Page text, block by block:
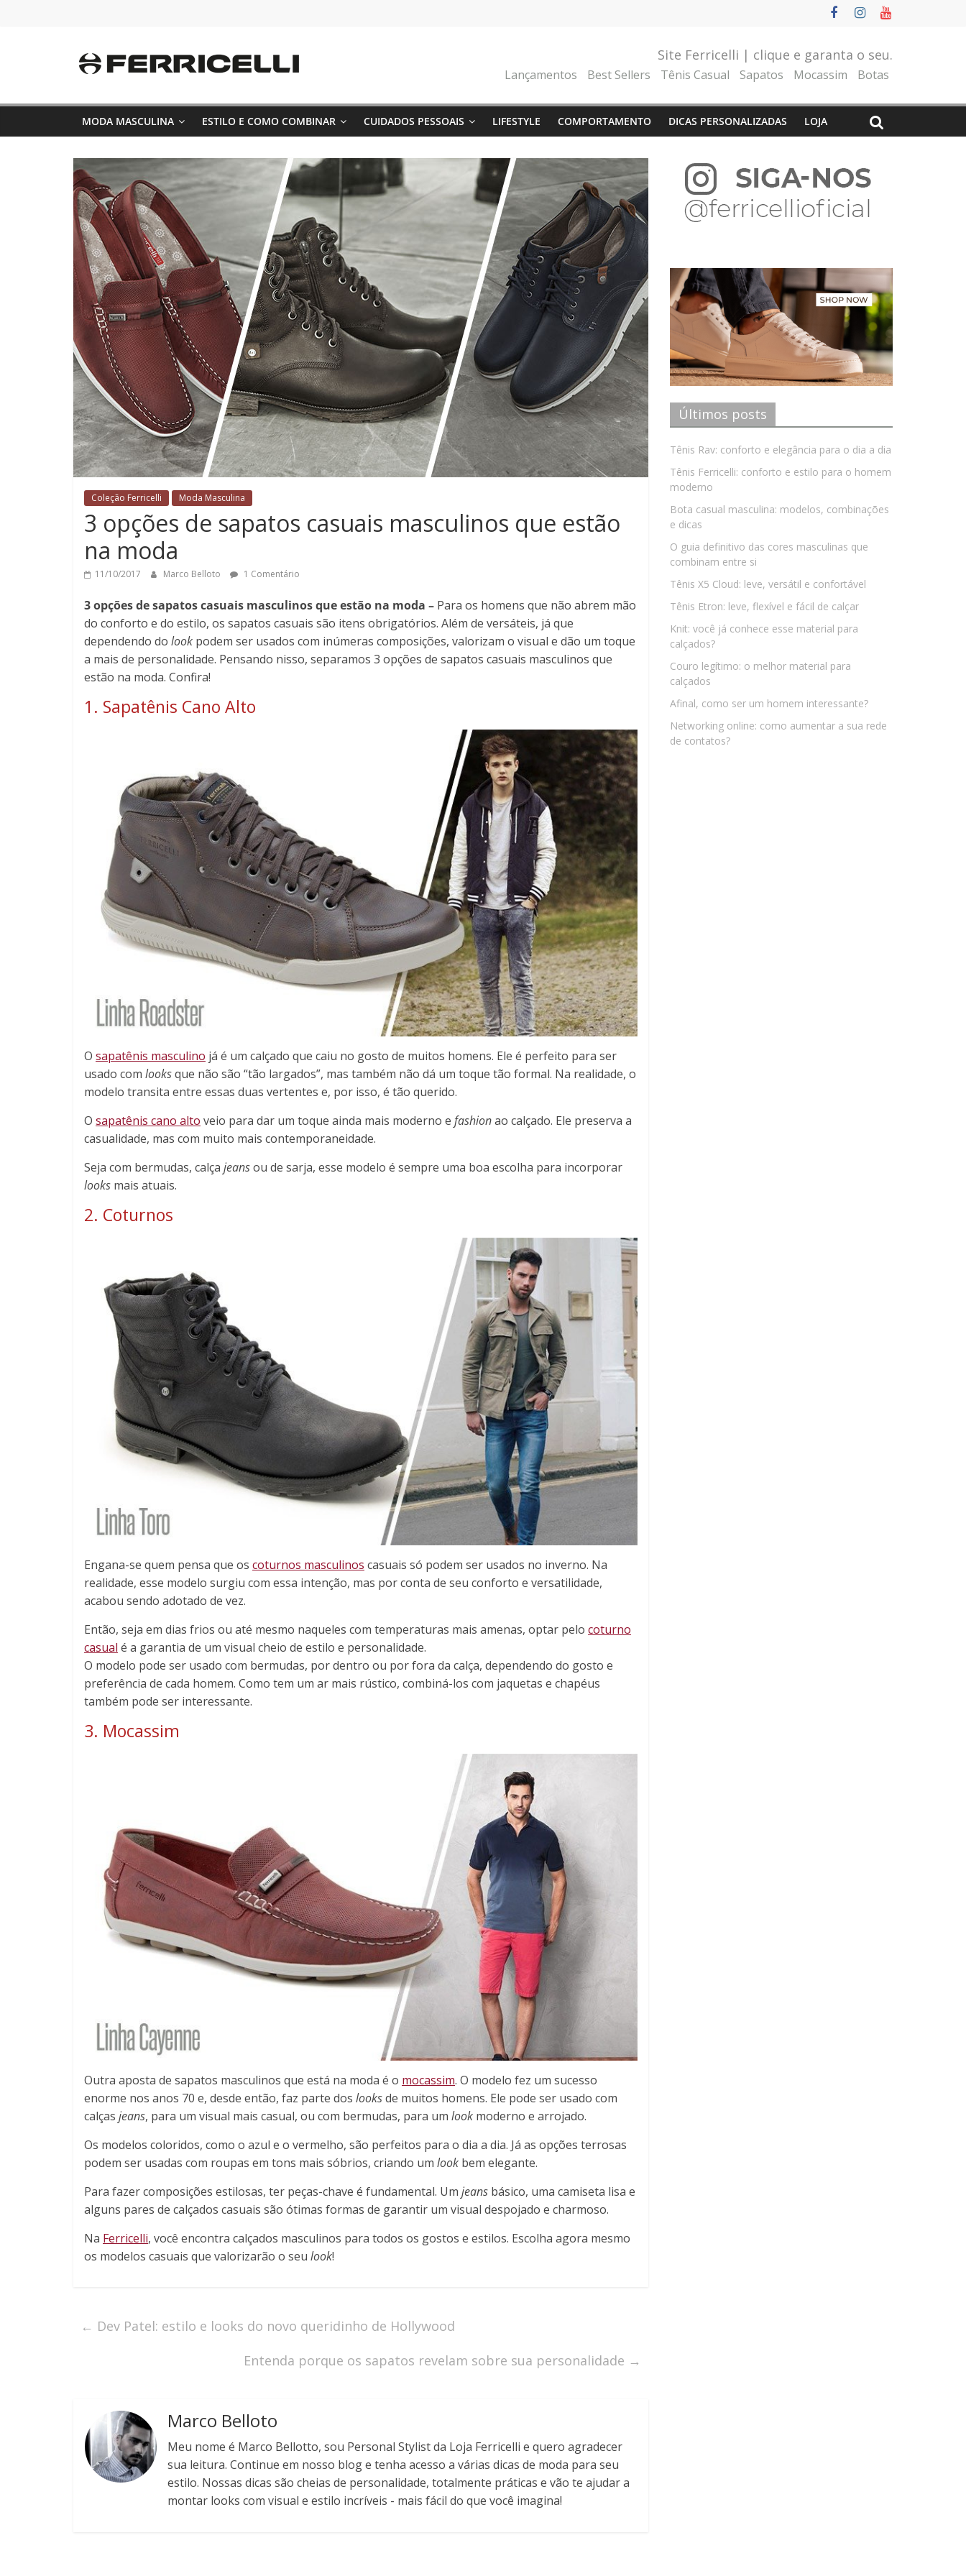
Site Ferricelli | clique e garanta o seu.
Lançamentos Best Sellers Tênis Casual Sapatos Mocassim Botas
MODA MASCULINA ESTILO E COMO COMBINAR CUIDADOS PESSOAIS LIFESTYLE COMPORTAMENTO DICAS PERSONALIZADAS LOJA
Coleção Ferricelli Moda Masculina
3 opções de sapatos casuais masculinos que estão
na moda
11/10/2017 Marco Belloto 1 Comentário
3 opções de sapatos casuais masculinos que estão na moda – Para os homens que não abrem mão
do conforto e do estilo, os sapatos casuais são itens obrigatórios. Além de versáteis, já que
dependendo do look podem ser usados com inúmeras composições, valorizam o visual e dão um toque
a mais de personalidade. Pensando nisso, separamos 3 opções de sapatos casuais masculinos que
estão na moda. Confira!
1. Sapatênis Cano Alto
O sapatênis masculino já é um calçado que caiu no gosto de muitos homens. Ele é perfeito para ser
usado com looksque não são “tão largados”, mas também não dá um toque tão formal. Na realidade, o
modelo transita entre essas duas vertentes e, por isso, é tão querido.
O sapatênis cano alto veio para dar um toque ainda mais moderno e fashionao calçado. Ele preserva a
casualidade, mas com muito mais contemporaneidade.
Seja com bermudas, calça jeansou de sarja, esse modelo é sempre uma boa escolha para incorporar
looks mais atuais.
2. Coturnos
Engana-se quem pensa que os coturnos masculinos casuais só podem ser usados no inverno. Na
realidade, esse modelo surgiu com essa intenção, mas por conta de seu conforto e versatilidade,
acabou sendo adotado de vez.
Então, seja em dias frios ou até mesmo naqueles com temperaturas mais amenas, optar pelo coturno
casual é a garantia de um visual cheio de estilo e personalidade.
O modelo pode ser usado com bermudas, por dentro ou por fora da calça, dependendo do gosto e
preferência de cada homem. Como tem um ar mais rústico, combiná-los com jaquetas e chapéus
também pode ser interessante.
3. Mocassim
Outra aposta de sapatos masculinos que está na moda é o mocassim. O modelo fez um sucesso
enorme nos anos 70 e, desde então, faz parte dos looksde muitos homens. Ele pode ser usado com
calças jeans, para um visual mais casual, ou com bermudas, para um look moderno e arrojado.
Os modelos coloridos, como o azul e o vermelho, são perfeitos para o dia a dia. Já as opções terrosas
podem ser usadas com roupas em tons mais sóbrios, criando um look bem elegante.
Para fazer composições estilosas, ter peças-chave é fundamental. Um jeans básico, uma camiseta lisa e
alguns pares de calçados casuais são ótimas formas de garantir um visual despojado e charmoso.
Na Ferricelli, você encontra calçados masculinos para todos os gostos e estilos. Escolha agora mesmo
os modelos casuais que valorizarão o seu look!
← Dev Patel: estilo e looks do novo queridinho de Hollywood
Entenda porque os sapatos revelam sobre sua personalidade →
Marco Belloto
Meu nome é Marco Bellotto, sou Personal Stylist da Loja Ferricelli e quero agradecer
sua leitura. Continue em nosso blog e tenha acesso a várias dicas de moda para seu
estilo. Nossas dicas são cheias de personalidade, totalmente práticas e vão te ajudar a
montar looks com visual e estilo incríveis - mais fácil do que você imagina!
Últimos posts
Tênis Rav: conforto e elegância para o dia a dia
Tênis Ferricelli: conforto e estilo para o homem
moderno
Bota casual masculina: modelos, combinações
e dicas
O guia definitivo das cores masculinas que
combinam entre si
Tênis X5 Cloud: leve, versátil e confortável
Tênis Etron: leve, flexível e fácil de calçar
Knit: você já conhece esse material para
calçados?
Couro legítimo: o melhor material para
calçados
Afinal, como ser um homem interessante?
Networking online: como aumentar a sua rede
de contatos?